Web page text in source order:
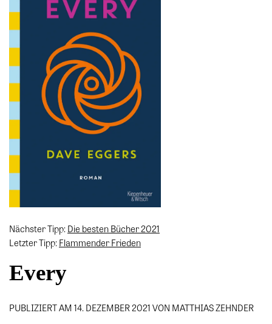
Nächster Tipp: Die besten Bücher 2021
Letzter Tipp: Flammender Frieden
Every
PUBLIZIERT AM 14. DEZEMBER 2021 VON MATTHIAS ZEHNDER